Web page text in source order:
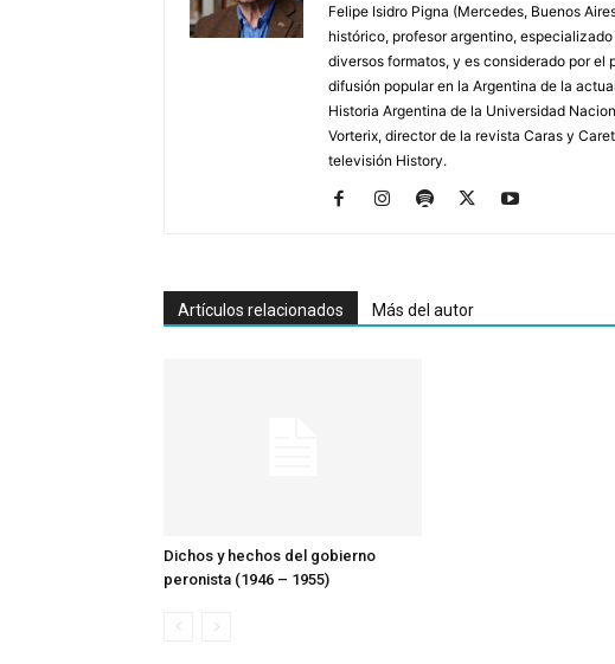
Felipe Isidro Pigna (Mercedes, Buenos
histórico, profesor argentino,
diversos formatos, y es considerado por el
difusión popular en la Argentina de la
Historia Argentina de la Universidad
Vorterix, director de la revista Caras y
televisión History.
Artículos relacionados Más del autor
Dichos y hechos del gobierno
peronista (1946 – 1955)